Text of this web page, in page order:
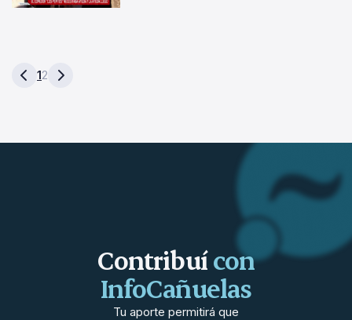
12
Contribuícon
InfoCañuelas
Tu aporte permitirá que